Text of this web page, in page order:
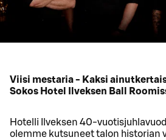
Viisi mestaria - Kaksi
Sokos Hotel Ilveksen Ball
Hotelli Ilveksen
olemme kutsuneet talon historian